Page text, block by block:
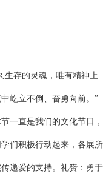
生存的灵魂，唯有精神上
屹立不倒、奋勇向前。”
一直是我们的文化节日，
们积极行动起来，各展所
递爱的支持。礼赞：勇于